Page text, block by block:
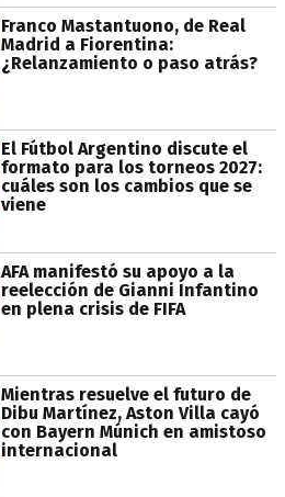
Franco Mastantuono, de Real
Madrid a Fiorentina:
¿Relanzamiento o paso atrás?
El Fútbol Argentino discute el
formato para los torneos 2027:
cuáles son los cambios que se
viene
AFA manifestó su apoyo a la
reelección de Gianni Infantino
en plena crisis de FIFA
Mientras resuelve el futuro de
Dibu Martínez, Aston Villa cayó
con Bayern Múnich en amistoso
internacional